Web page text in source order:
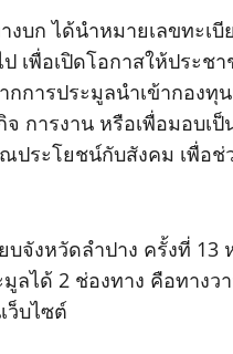
บก ได้นำหมายเลขทะเ
เพื่อเปิดโอกาสให้ประช
การประมูลนำเข้ากอง
จ การงาน หรือเพื่อมอบ
ประโยชน์กับสังคม เพื่อ
จังหวัดลำปาง ครั้งที่ 13
ลได้ 2 ช่องทาง คือทาง
ว็บไซต์